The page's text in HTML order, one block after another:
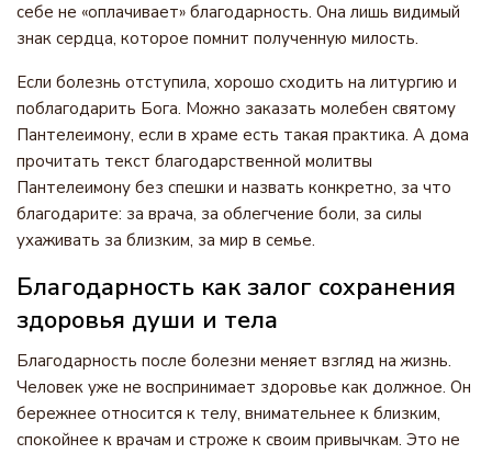
себе не «оплачивает» благодарность. Она лишь видимый
знак сердца, которое помнит полученную милость.
Если болезнь отступила, хорошо сходить на литургию и
поблагодарить Бога. Можно заказать молебен святому
Пантелеимону, если в храме есть такая практика. А дома
прочитать текст благодарственной молитвы
Пантелеимону без спешки и назвать конкретно, за что
благодарите: за врача, за облегчение боли, за силы
ухаживать за близким, за мир в семье.
Благодарность как залог сохранения
здоровья души и тела
Благодарность после болезни меняет взгляд на жизнь.
Человек уже не воспринимает здоровье как должное. Он
бережнее относится к телу, внимательнее к близким,
спокойнее к врачам и строже к своим привычкам. Это не